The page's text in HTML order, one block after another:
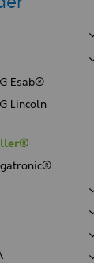
Esab®
Lincoln